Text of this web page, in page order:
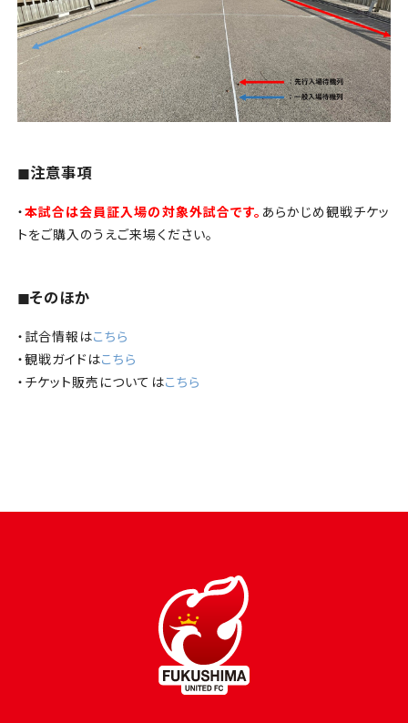
◼︎注意事項
・本試合は会員証入場の対象外試合です。 あらかじめ観戦チケッ
トをご購入のうえご来場ください。
◼︎そのほか
・試合情報はこちら
・観戦ガイドはこちら
・チケット販売についてはこちら